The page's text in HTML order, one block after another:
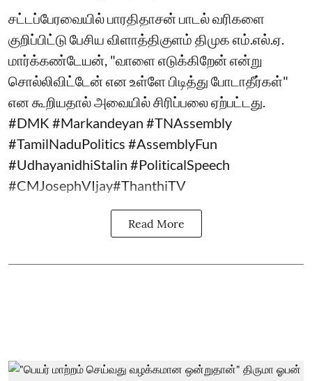
சட்டப்பேரவையில் பாரதிதாசன் பாடல் வரிகளை
குறிப்பிட்டு பேசிய விளாத்திகுளம் திமுக எம்.எல்.ஏ.
மார்க்கண்டேயன், "வாளை எடுக்கிறேன் என்று
சொல்லிவிட்டேன் என உள்ளே பிடித்து போடாதீர்கள்"
என கூறியதால் அவையில் சிரிப்பலை ஏற்பட்டது.
#DMK #Markandeyan #TNAssembly
#TamilNaduPolitics #AssemblyFun
#UdhayanidhiStalin #PoliticalSpeech
#CMJosephVIjay#ThanthiTV
Read More